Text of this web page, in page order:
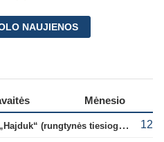
NAUJIENOS
Mėnesio
Konferencijų lyga: „Žalgiris“ – „Hajduk“ (rungtynės tiesiogiai) 12